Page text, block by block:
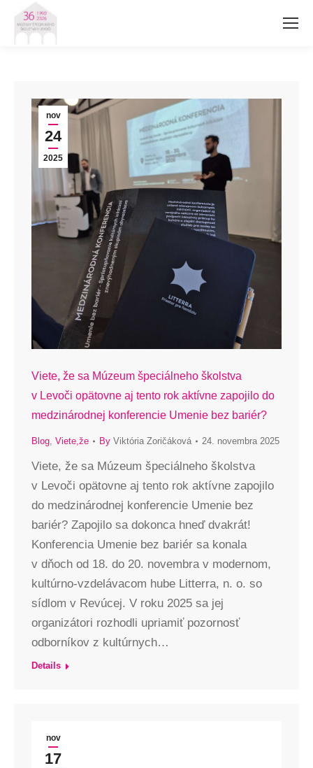
nov
24
2025
Viete, že sa Múzeum špeciálneho školstva
v Levoči opätovne aj tento rok aktívne zapojilo do
medzinárodnej konferencie Umenie bez bariér?
Blog, Viete,že By Viktória Zoričáková 24. novembra 2025
Viete, že sa Múzeum špeciálneho školstva
v Levoči opätovne aj tento rok aktívne zapojilo
do medzinárodnej konferencie Umenie bez
bariér? Zapojilo sa dokonca hneď dvakrát!
Konferencia Umenie bez bariér sa konala
v dňoch od 18. do 20. novembra v modernom,
kultúrno-vzdelávacom hube Litterra, n. o. so
sídlom v Revúcej. V roku 2025 sa jej
organizátori rozhodli upriamiť pozornosť
odborníkov z kultúrnych…
Details
nov
17